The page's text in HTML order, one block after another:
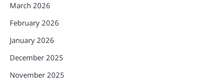
March 2026
February 2026
January 2026
December 2025
November 2025